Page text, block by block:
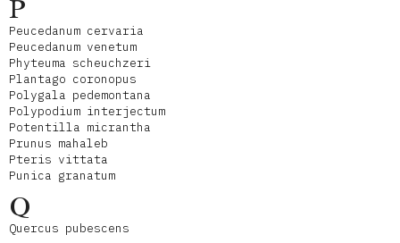
P
Peucedanum cervaria
Peucedanum venetum
Phyteuma scheuchzeri
Plantago coronopus
Polygala pedemontana
Polypodium interjectum
Potentilla micrantha
Prunus mahaleb
Pteris vittata
Punica granatum
Q
Quercus pubescens